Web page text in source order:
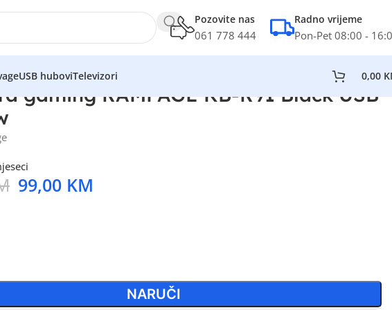
Pozovite nas
061 778 444
Radno vrijeme
Pon-Pet 08:00 -
USB huboviTelevizori 0,00
gaming RAMPAGE KB-R91 Black USB
99,00 KM
NARUČI